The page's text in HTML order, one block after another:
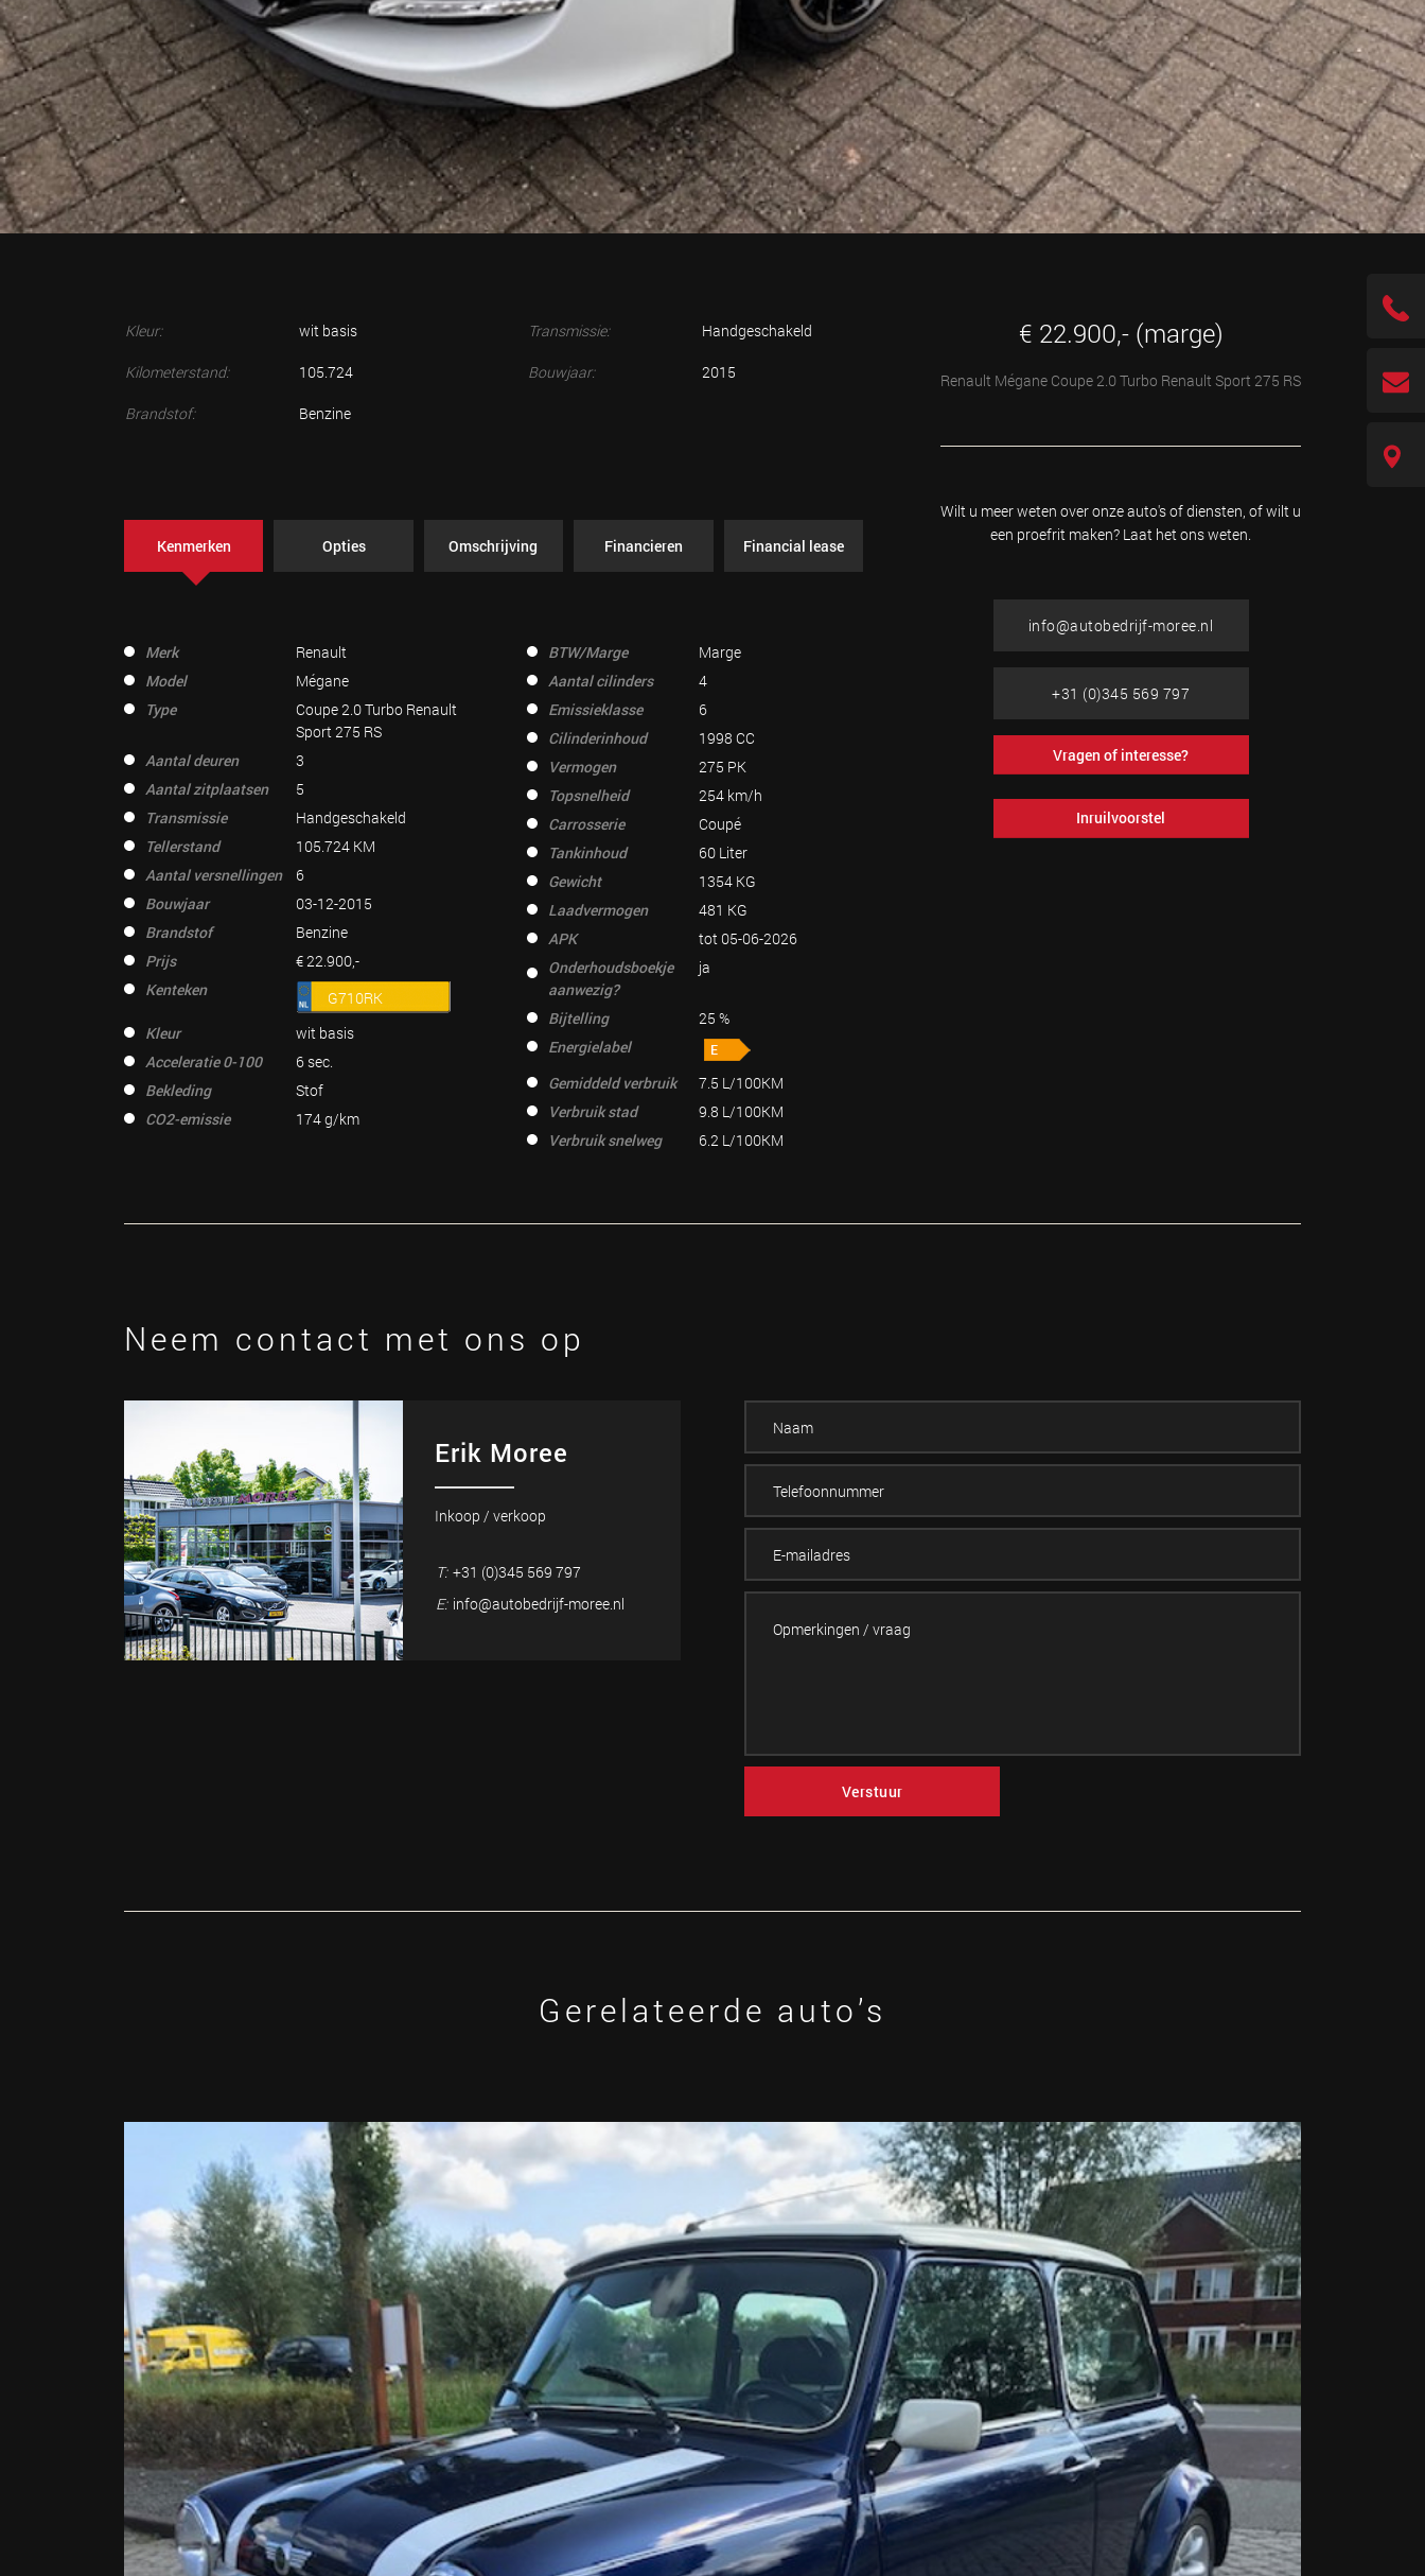
Kleur: wit basis
Kilometerstand: 105.724
Brandstof: Benzine
Transmissie: Handgeschakeld
Bouwjaar: 2015
Kenmerken Opties Omschrijving Financieren Financial lease
Merk
Renault
Model
Mégane
Type
Coupe 2.0 Turbo Renault
Sport 275 RS
Aantal deuren
3
Aantal zitplaatsen
5
Transmissie
Handgeschakeld
Tellerstand
105.724 KM
Aantal versnellingen
6
Bouwjaar
03-12-2015
Brandstof
Benzine
Prijs
€ 22.900,-
Kenteken
G710RK
Kleur
wit basis
Acceleratie 0-100
6 sec.
Bekleding
Stof
CO2-emissie
174 g/km
BTW/Marge
Marge
Aantal cilinders
4
Emissieklasse
6
Cilinderinhoud
1998 CC
Vermogen
275 PK
Topsnelheid
254 km/h
Carrosserie
Coupé
Tankinhoud
60 Liter
Gewicht
1354 KG
Laadvermogen
481 KG
APK
tot 05-06-2026
Onderhoudsboekje
aanwezig?
ja
Bijtelling
25 %
Energielabel
Gemiddeld verbruik
7.5 L/100KM
Verbruik stad
9.8 L/100KM
Verbruik snelweg
6.2 L/100KM
€ 22.900,- (marge)
Renault Mégane Coupe 2.0 Turbo Renault Sport 275 RS
Wilt u meer weten over onze auto's of diensten, of wilt u
een proefrit maken? Laat het ons weten.
info@autobedrijf-moree.nl
+31 (0)345 569 797
Vragen of interesse?
Inruilvoorstel
Neem contact met ons op
Erik Moree
Inkoop / verkoop
T: +31 (0)345 569 797
E: info@autobedrijf-moree.nl
Verstuur
Gerelateerde auto’s